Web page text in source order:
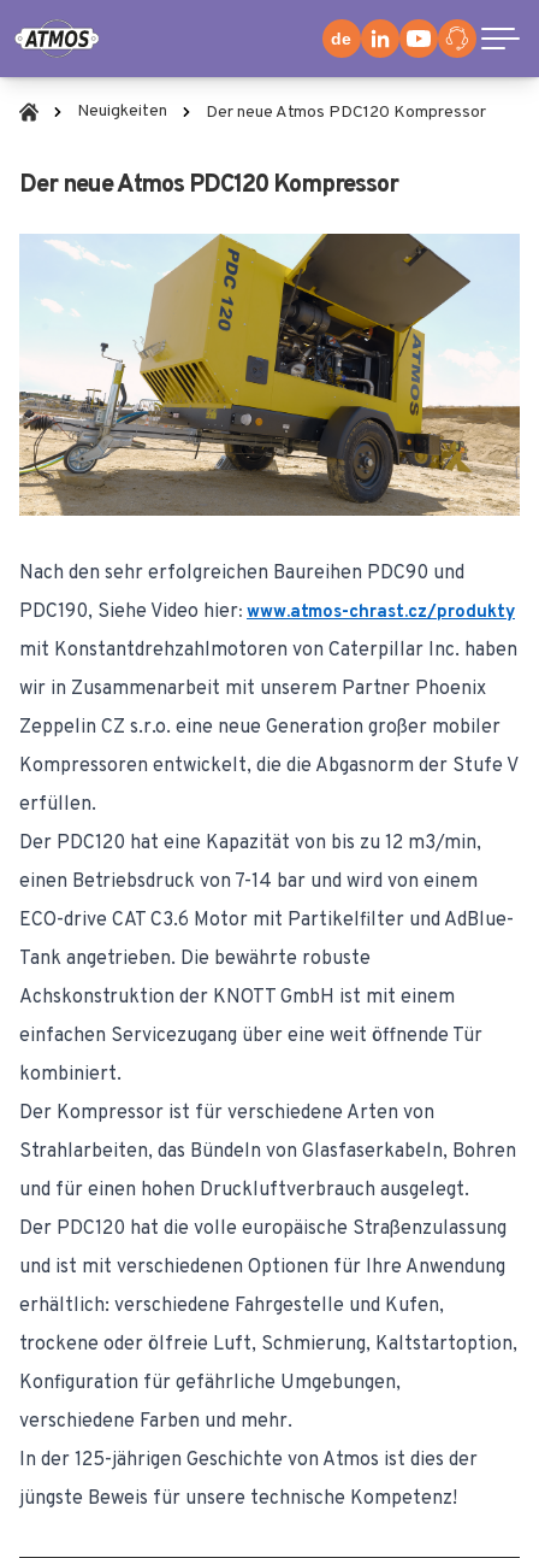
de
Neuigkeiten Der neue Atmos PDC120 Kompressor
Der neue Atmos PDC120 Kompressor
Nach den sehr erfolgreichen Baureihen PDC90 und
PDC190, Siehe Video hier: www.atmos-chrast.cz/produkty
mit Konstantdrehzahlmotoren von Caterpillar Inc. haben
wir in Zusammenarbeit mit unserem Partner Phoenix
Zeppelin CZ s.r.o. eine neue Generation großer mobiler
Kompressoren entwickelt, die die Abgasnorm der Stufe V
erfüllen.
Der PDC120 hat eine Kapazität von bis zu 12 m3/min,
einen Betriebsdruck von 7-14 bar und wird von einem
ECO-drive CAT C3.6 Motor mit Partikelfilter und AdBlue-
Tank angetrieben. Die bewährte robuste
Achskonstruktion der KNOTT GmbH ist mit einem
einfachen Servicezugang über eine weit öffnende Tür
kombiniert.
Der Kompressor ist für verschiedene Arten von
Strahlarbeiten, das Bündeln von Glasfaserkabeln, Bohren
und für einen hohen Druckluftverbrauch ausgelegt.
Der PDC120 hat die volle europäische Straßenzulassung
und ist mit verschiedenen Optionen für Ihre Anwendung
erhältlich: verschiedene Fahrgestelle und Kufen,
trockene oder ölfreie Luft, Schmierung, Kaltstartoption,
Konfiguration für gefährliche Umgebungen,
verschiedene Farben und mehr.
In der 125-jährigen Geschichte von Atmos ist dies der
jüngste Beweis für unsere technische Kompetenz!